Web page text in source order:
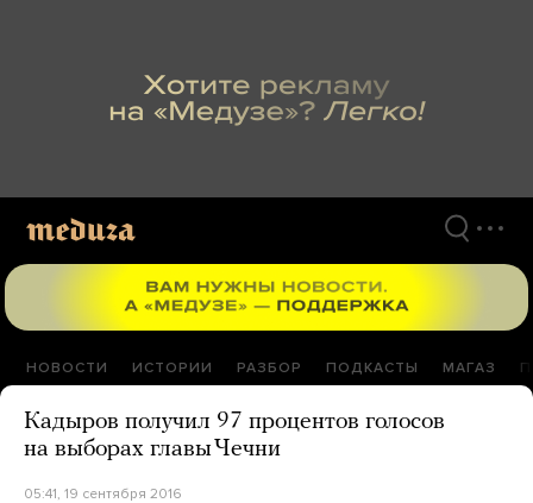
НОВОСТИ ИСТОРИИ РАЗБОР ПОДКАСТЫ МАГАЗ
Кадыров получил 97 процентов голосов
на выборах главы Чечни
05:41, 19 сентября 2016